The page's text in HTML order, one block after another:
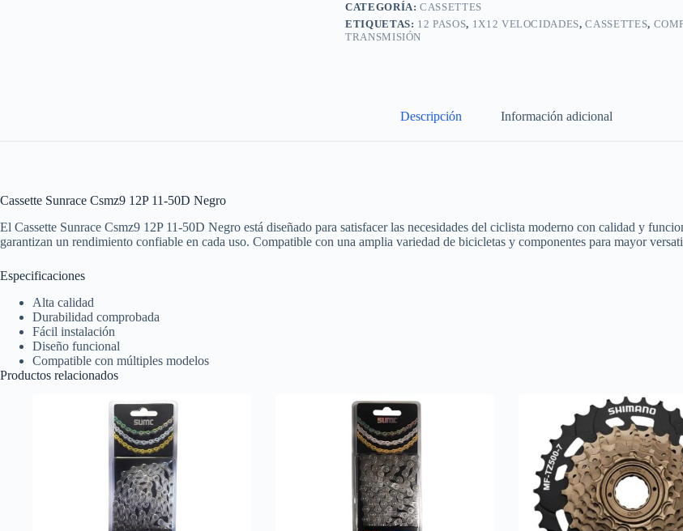
CATEGORÍA:CASSETTES
ETIQUETAS: 12 PASOS, 1X12 VELOCIDADES,CASSETTES,
TRANSMISIÓN
Descripción Información adicional
Cassette Sunrace Csmz9 12P 11-50D Negro
El Cassette Sunrace Csmz9 12P 11-50D Negro está diseñado para satisfacer las necesidades del ciclista moderno con calidad y
garantizan un rendimiento confiable en cada uso. Compatible con una amplia variedad de bicicletas y componentes para mayor
Especificaciones
Alta calidad
Durabilidad comprobada
Fácil instalación
Diseño funcional
Compatible con múltiples modelos
Productos relacionados